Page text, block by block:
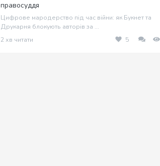
правосуддя
Цифрове мародерство під час війни: як Букнет та
Друкарня блокують авторів за ...
2 хв читати
5